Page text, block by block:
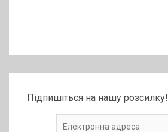
Підпишіться на нашу розсилку!